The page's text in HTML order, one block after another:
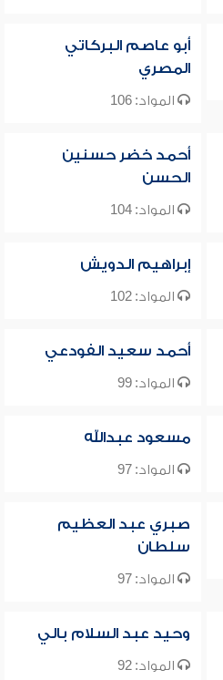
أبو عاصم البركاتي
المصري
المواد: 106
أحمد خضر حسنين
الحسن
المواد: 104
إبراهيم الدويش
المواد: 102
أحمد سعيد الفودعي
المواد: 99
مسعود عبدالله
المواد: 97
صبري عبد العظيم
سلطان
المواد: 97
وحيد عبد السلام بالي
المواد: 92